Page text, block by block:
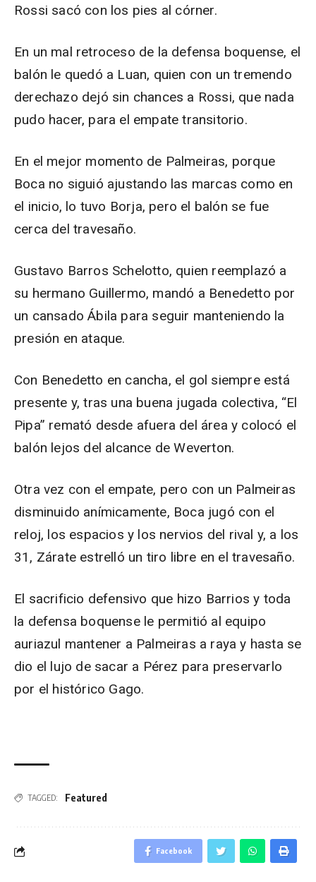
Rossi sacó con los pies al córner.
En un mal retroceso de la defensa boquense, el
balón le quedó a Luan, quien con un tremendo
derechazo dejó sin chances a Rossi, que nada
pudo hacer, para el empate transitorio.
En el mejor momento de Palmeiras, porque
Boca no siguió ajustando las marcas como en
el inicio, lo tuvo Borja, pero el balón se fue
cerca del travesaño.
Gustavo Barros Schelotto, quien reemplazó a
su hermano Guillermo, mandó a Benedetto por
un cansado Ábila para seguir manteniendo la
presión en ataque.
Con Benedetto en cancha, el gol siempre está
presente y, tras una buena jugada colectiva, “El
Pipa” remató desde afuera del área y colocó el
balón lejos del alcance de Weverton.
Otra vez con el empate, pero con un Palmeiras
disminuido anímicamente, Boca jugó con el
reloj, los espacios y los nervios del rival y, a los
31, Zárate estrelló un tiro libre en el travesaño.
El sacrificio defensivo que hizo Barrios y toda
la defensa boquense le permitió al equipo
auriazul mantener a Palmeiras a raya y hasta se
dio el lujo de sacar a Pérez para preservarlo
por el histórico Gago.
TAGGED: Featured
Facebook